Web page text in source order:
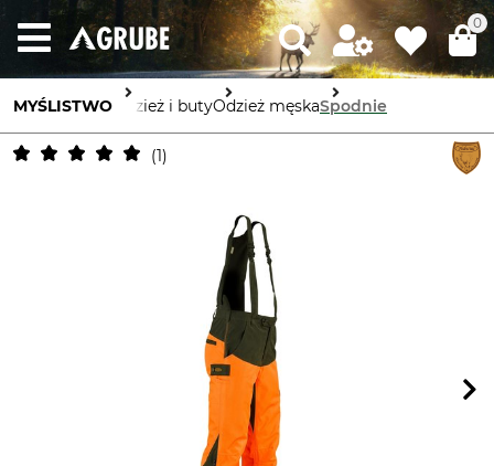
0
MYŚLISTWO Odzież i butyOdzież męskaSpodnie
1